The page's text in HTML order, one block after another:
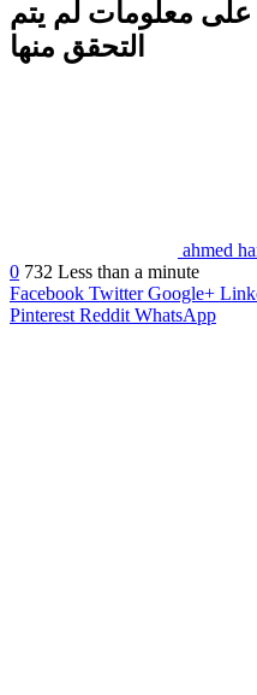
على معلومات لم يتم
التحقق منها
ahmed
0 732 Less than a minute
Facebook Twitter Google+
Pinterest Reddit WhatsApp